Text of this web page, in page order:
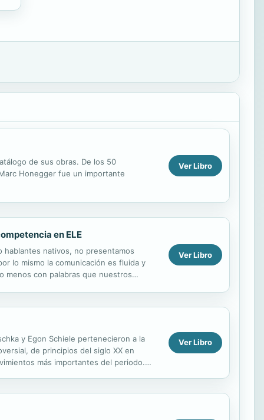
de sus obras. De los 50
Honegger fue un importante
Ver Libro
en ELE
hablantes nativos, no presentamos
lo mismo la comunicación es fluida y
menos con palabras que nuestros
Ver Libro
y Egon Schiele pertenecieron a la
de principios del siglo XX en
más importantes del periodo.
Ver Libro